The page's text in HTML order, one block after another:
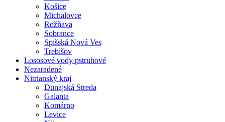
Košice
Michalovce
Rožňava
Sobrance
Spišská Nová Ves
Trebišov
Lososové vody pstruhové
Nezaradené
Nitrianský kraj
Dunajská Streda
Galanta
Komárno
Levice